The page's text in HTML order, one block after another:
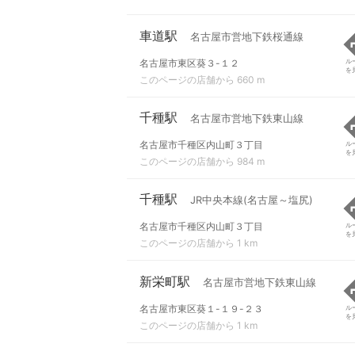
車道駅 名古屋市営地下鉄桜通線
名古屋市東区葵３-１２
このページの店舗から 660 m
ル
を
千種駅 名古屋市営地下鉄東山線
名古屋市千種区内山町３丁目
このページの店舗から 984 m
ル
を
千種駅 JR中央本線(名古屋～塩尻)
名古屋市千種区内山町３丁目
このページの店舗から 1 km
ル
を
新栄町駅 名古屋市営地下鉄東山線
名古屋市東区葵１-１９-２３
このページの店舗から 1 km
ル
を